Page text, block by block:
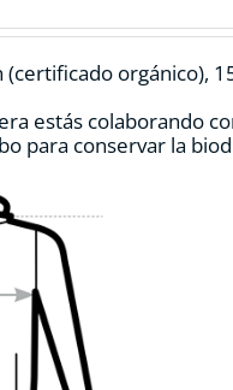
(certificado orgánico),
estás colaborando
para conservar la